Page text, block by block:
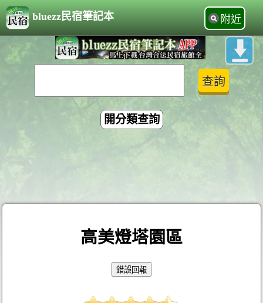
bluezz民宿筆記本 附近
開分類查詢
高美燈塔園區